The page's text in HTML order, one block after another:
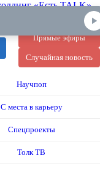
Прямые эфиры
Случайная новость
Научпоп
С места в карьеру
Спецпроекты
Толк ТВ